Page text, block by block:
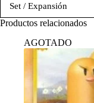
Set / Expansión
Productos relacionados
AGOTADO